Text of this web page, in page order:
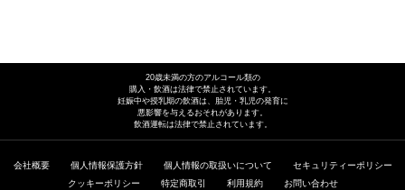
20歳未満の方のアルコール類の
購入・飲酒は法律で禁止されています。
妊娠中や授乳期の飲酒は、胎児・乳児の発育に
悪影響を与えるおそれがあります。
飲酒運転は法律で禁止されています。
会社概要 個人情報保護方針 個人情報の取扱いについて
セキュリティーポリシー
クッキーポリシー
特定商取引 利用規約 お問い合わせ